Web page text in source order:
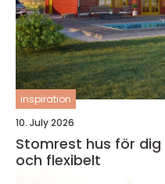
inspiration
10. July 2026
Stomrest hus för
och flexibelt